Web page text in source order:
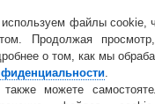
файлы cookie,
Продолжая
о том, как мы
можете